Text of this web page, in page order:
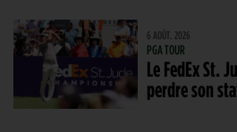
6 AOÛT. 2026
PGA TOUR
Le FedEx St.
perdre son